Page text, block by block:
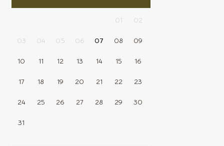
01 02
03 04 05 06 07 08 09
10 11 12 13 14 15 16
17 18 19 20 21 22 23
24 25 26 27 28 29 30
31